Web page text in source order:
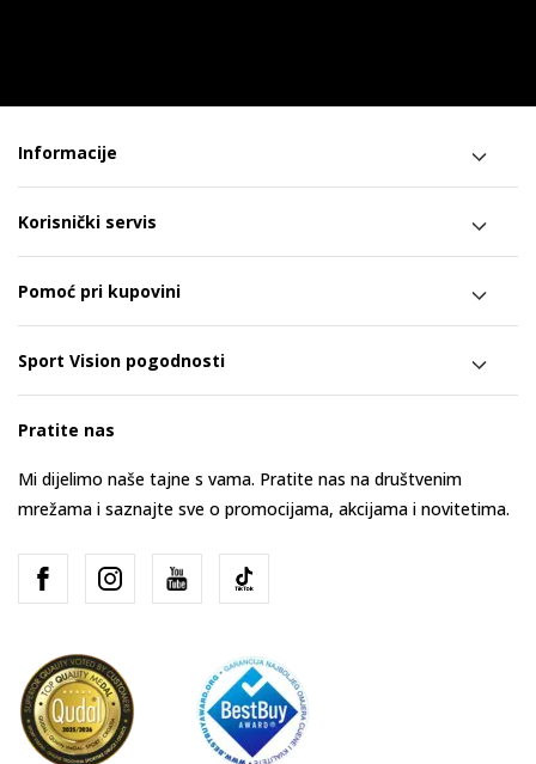
Informacije
Korisnički servis
Pomoć pri kupovini
Sport Vision pogodnosti
Pratite nas
Mi dijelimo naše tajne s vama. Pratite nas na društvenim
mrežama i saznajte sve o promocijama, akcijama i novitetima.